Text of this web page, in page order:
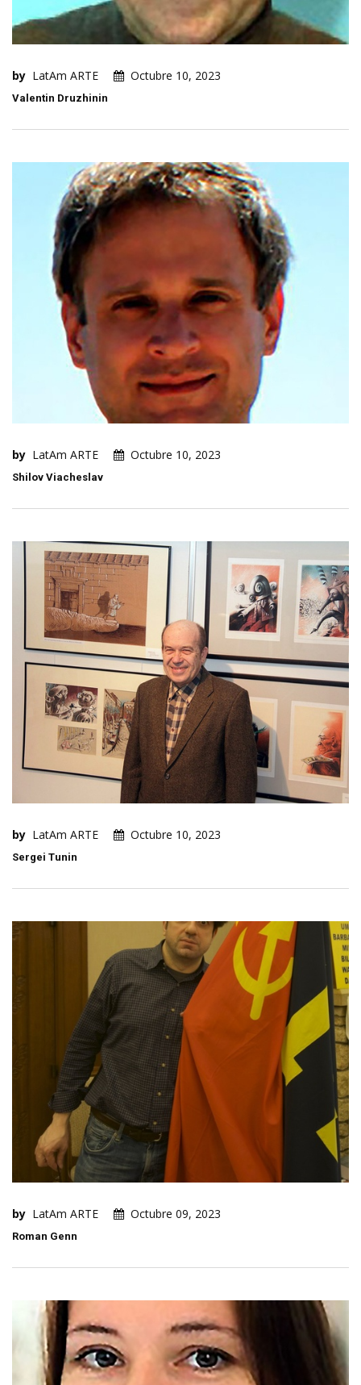
by LatAm ARTE Octubre 10, 2023
Valentin Druzhinin
by LatAm ARTE Octubre 10, 2023
Shilov Viacheslav
by LatAm ARTE Octubre 10, 2023
Sergei Tunin
by LatAm ARTE Octubre 09, 2023
Roman Genn